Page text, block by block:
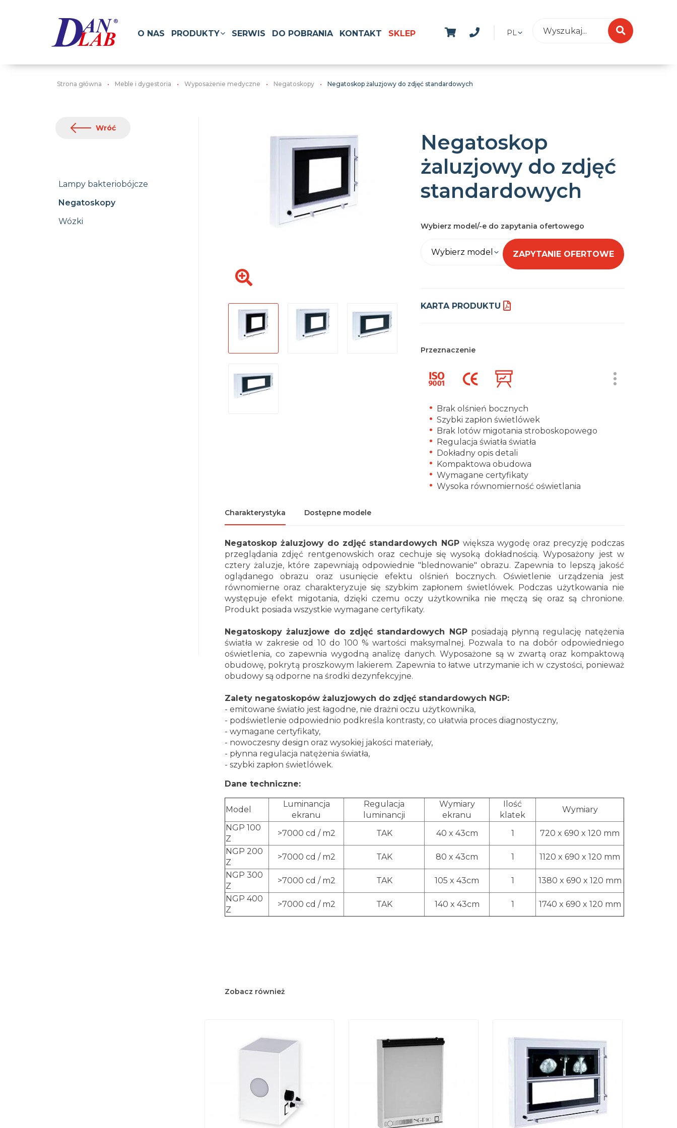
PL
O NAS PRODUKTY SERWIS DO POBRANIA KONTAKT SKLEP
Strona główna Meble i dygestoria Wyposażenie medyczne Negatoskopy Negatoskop żaluzjowy do zdjęć standardowych
Wróć
Lampy bakteriobójcze
Negatoskopy
Wózki
Negatoskop
żaluzjowy do zdjęć
standardowych
Wybierz model/-e do zapytania ofertowego
Wybierz model ZAPYTANIE OFERTOWE
KARTA PRODUKTU
Przeznaczenie
Brak olśnień bocznych
Szybki zapłon świetlówek
Brak lotów migotania stroboskopowego
Regulacja światła światła
Dokładny opis detali
Kompaktowa obudowa
Wymagane certyfikaty
Wysoka równomierność oświetlania
Charakterystyka Dostępne modele
Negatoskop żaluzjowy do zdjęć standardowych NGP większa wygodę oraz precyzję podczas
przeglądania zdjęć rentgenowskich oraz cechuje się wysoką dokładnością. Wyposażony jest w
cztery żaluzje, które zapewniają odpowiednie "blednowanie" obrazu. Zapewnia to lepszą jakość
oglądanego obrazu oraz usunięcie efektu olśnień bocznych. Oświetlenie urządzenia jest
równomierne oraz charakteryzuje się szybkim zapłonem świetlówek. Podczas użytkowania nie
występuje efekt migotania, dzięki czemu oczy użytkownika nie męczą się oraz są chronione.
Produkt posiada wszystkie wymagane certyfikaty.
Negatoskopy żaluzjowe do zdjęć standardowych NGPposiadają płynną regulację natężenia
światła w zakresie od 10 do 100 % wartości maksymalnej. Pozwala to na dobór odpowiedniego
oświetlenia, co zapewnia wygodną analizę danych. Wyposażone są w zwartą oraz kompaktową
obudowę, pokrytą proszkowym lakierem. Zapewnia to łatwe utrzymanie ich w czystości, ponieważ
obudowy są odporne na środki dezynfekcyjne.
Zalety negatoskopów żaluzjowych do zdjęć standardowych NGP:
- emitowane światło jest łagodne, nie drażni oczu użytkownika,
- podświetlenie odpowiednio podkreśla kontrasty, co ułatwia proces diagnostyczny,
- wymagane certyfikaty,
- nowoczesny design oraz wysokiej jakości materiały,
- płynna regulacja natężenia światła,
- szybki zapłon świetlówek.
Dane techniczne:
Model
Luminancja
ekranu
Regulacja
luminancji
Wymiary
ekranu
Ilość
klatek
Wymiary
NGP 100
Z
>7000 cd / m2 TAK 40 x 43cm 1
720 x 690 x 120 mm
NGP 200
Z
>7000 cd / m2 TAK 80 x 43cm 1
1120 x 690 x 120 mm
NGP 300
Z
>7000 cd / m2 TAK 105 x 43cm 1
1380 x 690 x 120 mm
NGP 400
Z
>7000 cd / m2 TAK 140 x 43cm 1 1740 x 690 x 120 mm
Zobacz również